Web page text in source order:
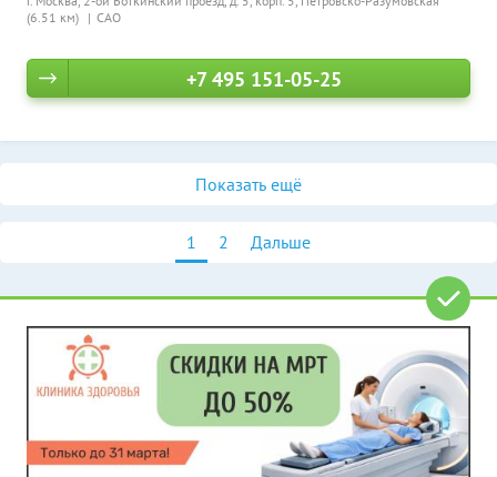
(6.51 км)
САО
+7 495 151-05-25
Показать ещё
1 2 Дальше